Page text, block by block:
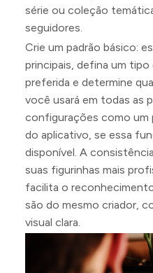
série ou coleção
seguidores.
Crie um padrão básico:
principais, defina um tipo
preferida e determine
você usará em todas as
configurações como
do aplicativo, se essa
disponível. A
suas figurinhas mais
facilita o
são do mesmo criador,
visual clara.